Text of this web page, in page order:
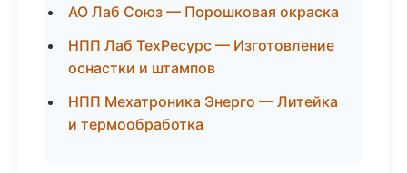
АО Лаб Союз — Порошковая окраска
НПП Лаб ТехРесурс — Изготовление
оснастки и штампов
НПП Мехатроника Энерго — Литейка
и термообработка